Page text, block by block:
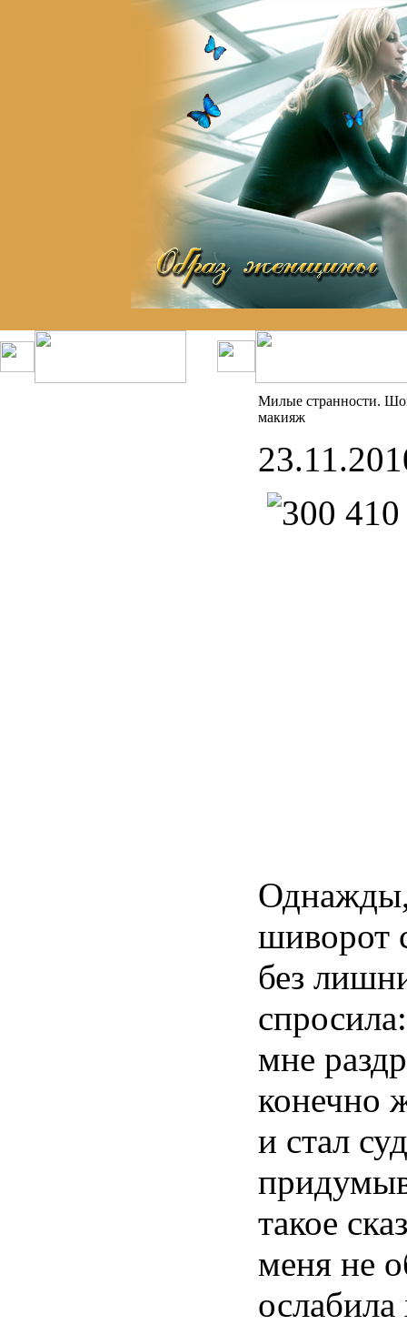
Милые странности.
макияж
Однажды,
шиворот
без
мне
конечно
и стал
такое
меня не
ослабила